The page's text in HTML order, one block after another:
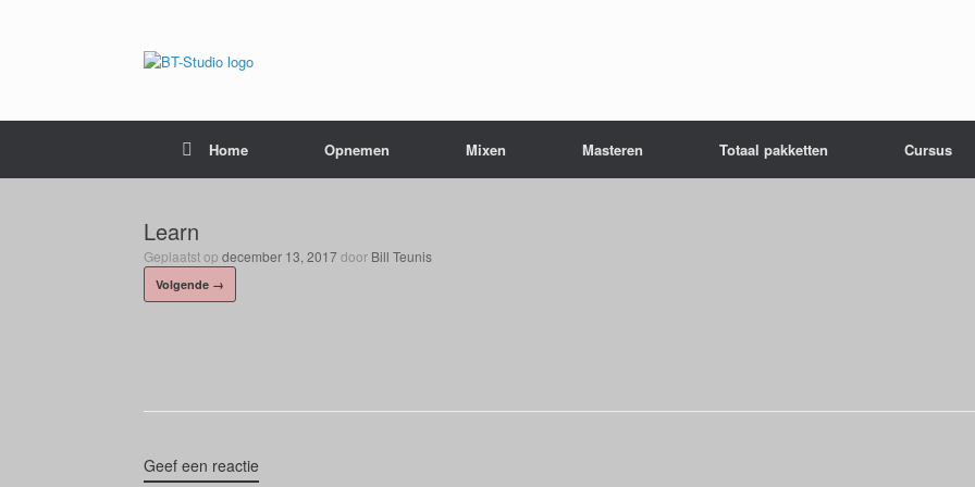
Home Opnemen Mixen Masteren Totaal pakketten Cursus
Learn
Geplaatst op december 13, 2017door Bill Teunis
Volgende →
Geef een reactie